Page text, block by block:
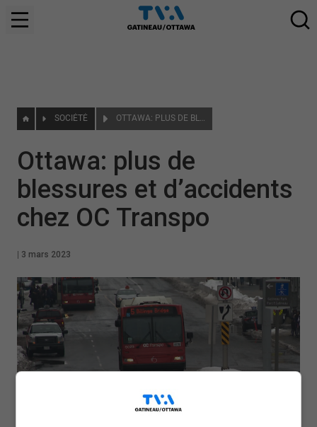
SOCIÉTÉ OTTAWA: PLUS DE BLESSURES ET D’ACCIDENTS CHEZ OC TRANSPO
Ottawa: plus de
blessures et d’accidents
chez OC Transpo
3 mars 2023